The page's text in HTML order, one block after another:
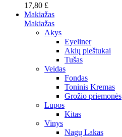
17,80 £
Makiažas
Makiažas
Akys
Eyeliner
Akių pieštukai
Tušas
Veidas
Fondas
Toninis Kremas
Grožio priemonės
Lūpos
Kitas
Vinys
Nagų Lakas